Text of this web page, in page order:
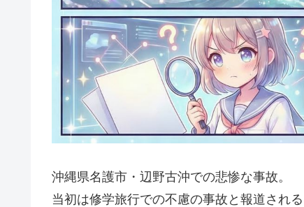
沖縄県名護市・辺野古沖での悲惨な事故。
当初は修学旅行での不慮の事故と報道される